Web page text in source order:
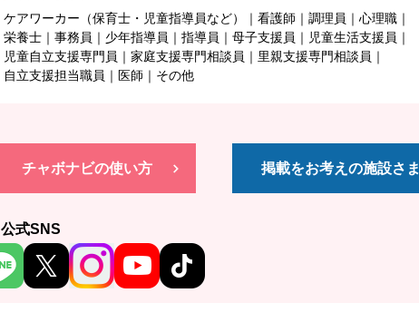
ケアワーカー（保育士・児童指導員など）
看護師 調理員
心理職
栄養士
事務員 少年指導員 指導員 母子支援員
児童生活支援員
児童自立支援専門員
家庭支援専門相談員
里親支援専門相談員
自立支援担当職員
医師 その他
チャボナビの使い方 掲載をお考えの施設さま
公式SNS